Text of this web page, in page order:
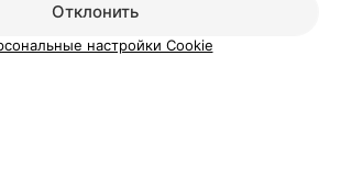
Отклонить
настройки Cookie